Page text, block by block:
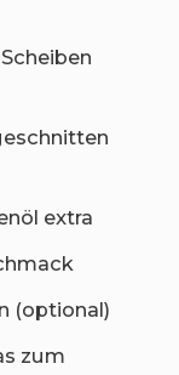
extra
(optional)
zum